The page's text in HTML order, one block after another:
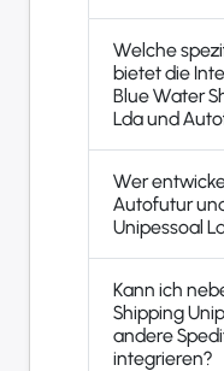
Welche
bietet die
Blue Water
Lda und
Wer
Autofutur
Kann ich
Shipping
andere
integrieren?